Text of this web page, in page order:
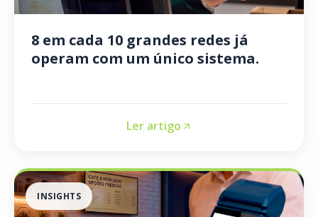
8 em cada 10 grandes redes já
operam com um único sistema.
Ler artigo
INSIGHTS